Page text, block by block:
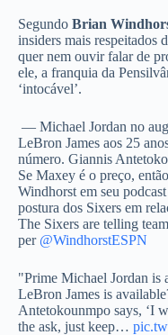
Segundo Brian
insiders mais respeitados
quer nem ouvir falar de
ele, a franquia da
‘intocável’.
— Michael Jordan no
LeBron James aos 25
número. Giannis
Se Maxey é o preço,
Windhorst em seu
postura dos Sixers em
The Sixers are telling
per @WindhorstESPN
"Prime Michael Jordan is
LeBron James is
Antetokounmpo says, ‘I
the ask, just keep…